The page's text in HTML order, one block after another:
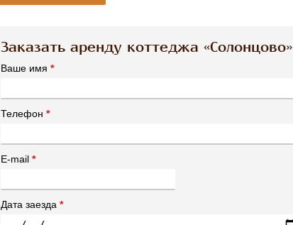
Заказать аренду коттеджа «Солонцово»
Ваше имя *
Телефон *
E-mail *
Дата заезда *